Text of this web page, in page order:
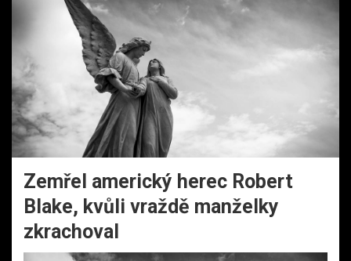
Zemřel americký herec Robert
Blake, kvůli vraždě manželky
zkrachoval